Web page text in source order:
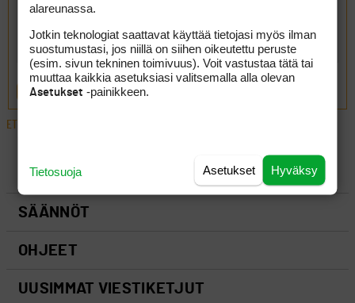
LÄHETÄ
ETUSIVU
LUO AIHE
SÄÄNNÖT
OHJEET
UUSIMMAT VIESTIKETJUT
alareunassa.
Jotkin teknologiat saattavat käyttää tietojasi myös ilman
suostumustasi, jos niillä on siihen oikeutettu peruste
(esim. sivun tekninen toimivuus). Voit vastustaa tätä tai
muuttaa kaikkia asetuksiasi valitsemalla alla olevan
Asetukset -painikkeen.
Hyväksy
Asetukset
Tietosuoja